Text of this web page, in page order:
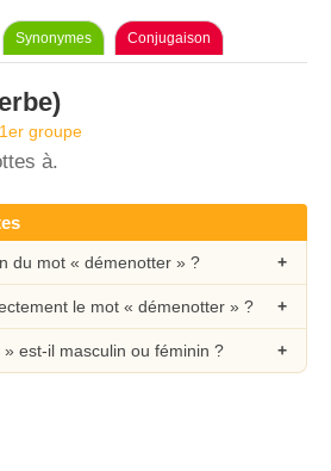
Synonymes Conjugaison
groupe
à.
du mot « démenotter » ?
le mot « démenotter » ?
est-il masculin ou féminin ?